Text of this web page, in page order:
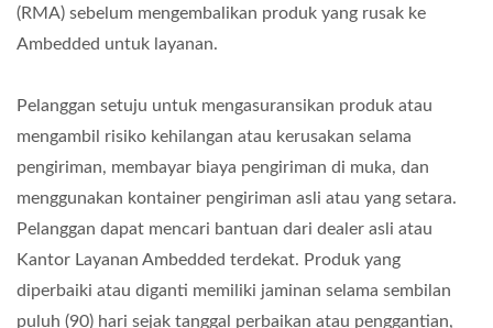
(RMA) sebelum mengembalikan produk yang rusak ke
Ambedded untuk layanan.
Pelanggan setuju untuk mengasuransikan produk atau
mengambil risiko kehilangan atau kerusakan selama
pengiriman, membayar biaya pengiriman di muka, dan
menggunakan kontainer pengiriman asli atau yang setara.
Pelanggan dapat mencari bantuan dari dealer asli atau
Kantor Layanan Ambedded terdekat. Produk yang
diperbaiki atau diganti memiliki jaminan selama sembilan
puluh (90) hari sejak tanggal perbaikan atau penggantian,